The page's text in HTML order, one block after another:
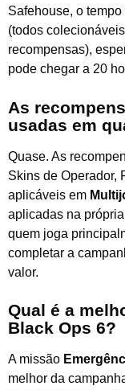
Safehouse, o
(todos
recompensas),
pode chegar a 20
As
usadas em
Quase. As
Skins de Operador,
aplicáveis em
aplicadas na
quem joga
completar a
valor.
Qual é a
Black Ops 6?
A missão
melhor da